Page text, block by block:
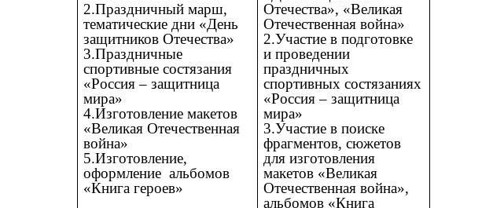
2.Праздничный марш,
тематические дни «День
защитников Отечества»
3.Праздничные
спортивные состязания
«Россия – защитница
мира»
4.Изготовление макетов
«Великая Отечественная
война»
5.Изготовление,
оформление альбомов
«Книга героев»
Отечества», «Великая
Отечественная война»
2.Участие в подготовке
и проведении
праздничных
спортивных состязаниях
«Россия – защитница
мира»
3.Участие в поиске
фрагментов, сюжетов
для изготовления
макетов «Великая
Отечественная война»,
альбомов «Книга